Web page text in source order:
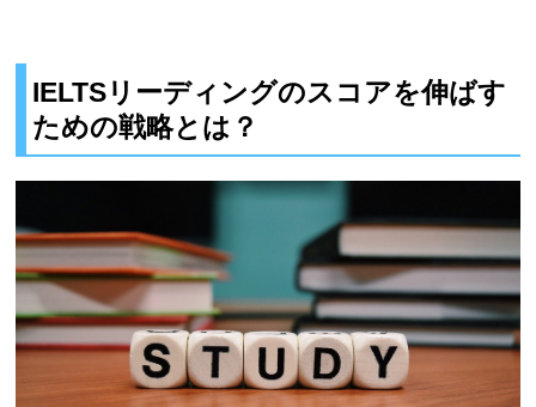
IELTSリーディングのスコアを伸ばす
ための戦略とは？